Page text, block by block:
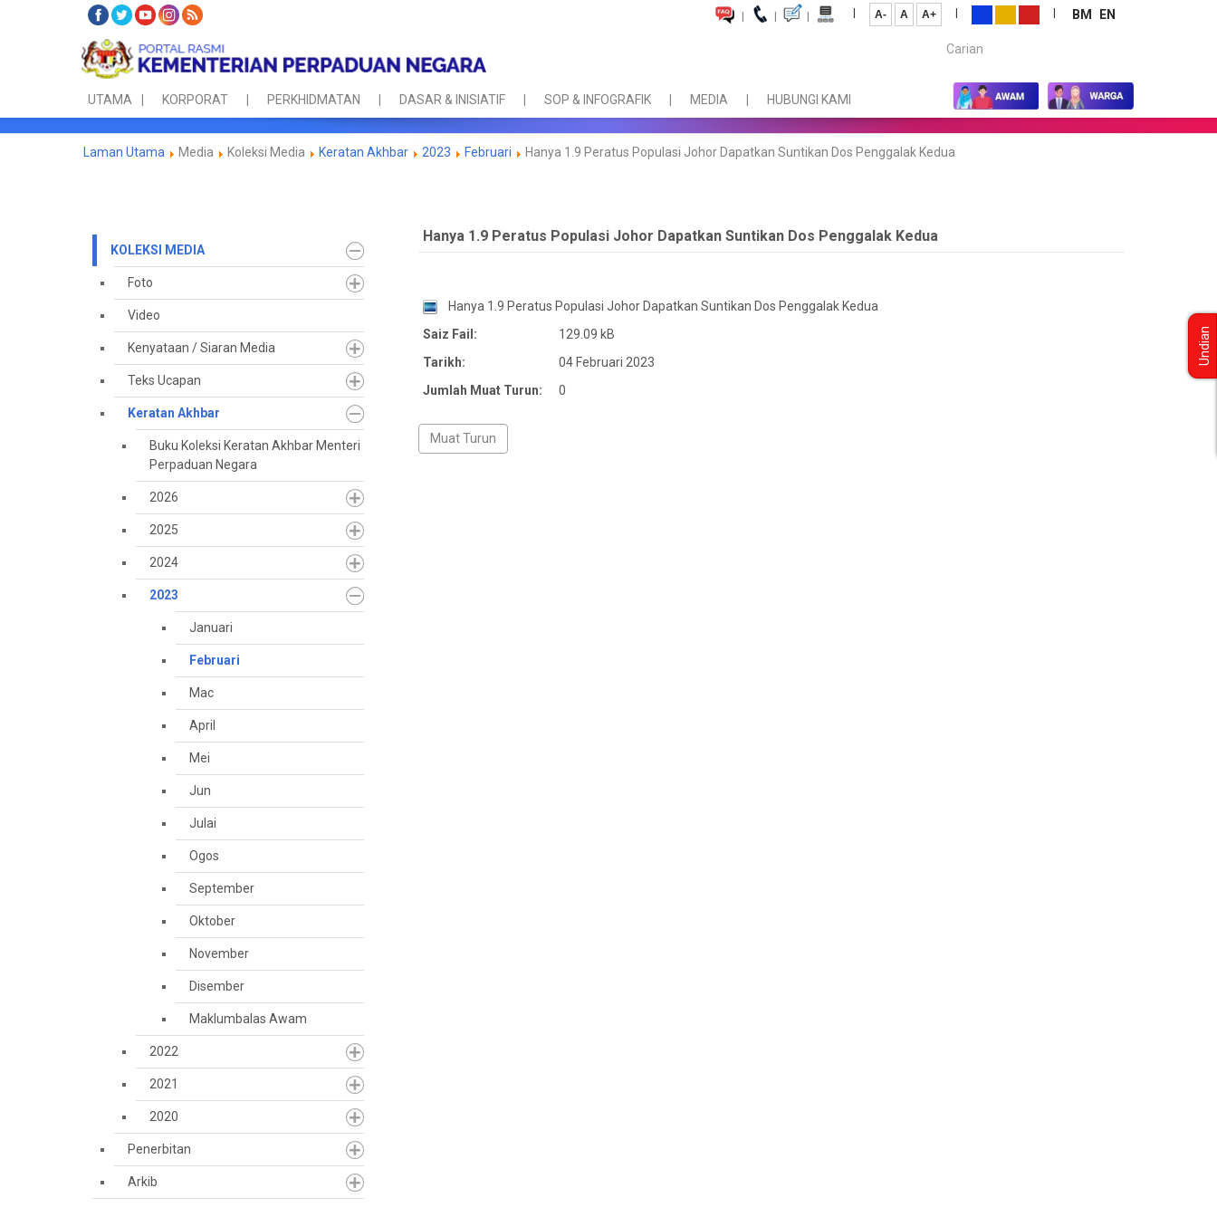
| | | | A- A A+ | | BM
EN
Carian...
UTAMA KORPORAT PERKHIDMATAN DASAR & INISIATIF SOP & INFOGRAFIK MEDIA HUBUNGI KAMI
Laman Utama Media Koleksi Media Keratan Akhbar 2023 Februari Hanya 1.9 Peratus Populasi Johor Dapatkan Suntikan Dos Penggalak Kedua
KOLEKSI MEDIA
Foto
Video
Kenyataan / Siaran Media
Teks Ucapan
Keratan Akhbar
Buku Koleksi Keratan Akhbar Menteri
Perpaduan Negara
2026
2025
2024
2023
Januari
Februari
Mac
April
Mei
Jun
Julai
Ogos
September
Oktober
November
Disember
Maklumbalas Awam
2022
2021
2020
Penerbitan
Arkib
Hanya 1.9 Peratus Populasi Johor Dapatkan Suntikan Dos Penggalak Kedua
Hanya 1.9 Peratus Populasi Johor Dapatkan Suntikan Dos Penggalak Kedua
Saiz Fail:
129.09 kB
Tarikh:
04 Februari 2023
Jumlah Muat Turun:
0
Undian